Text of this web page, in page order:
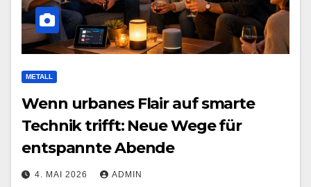
METALL
Wenn urbanes Flair auf smarte
Technik trifft: Neue Wege für
entspannte Abende
4. MAI 2026 ADMIN